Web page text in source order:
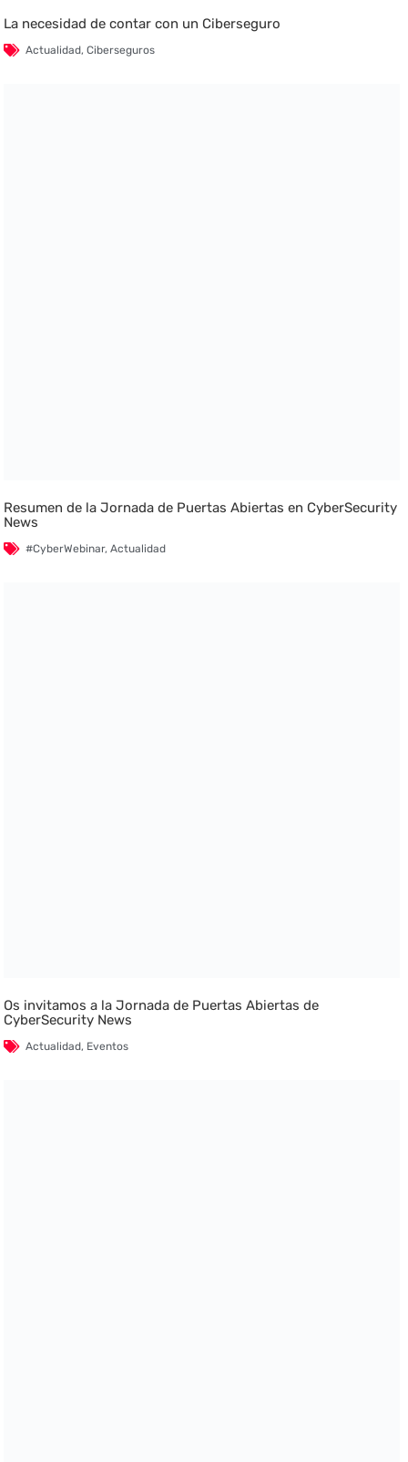
La necesidad de contar con un Ciberseguro
Actualidad,Ciberseguros
Resumen de la Jornada de Puertas Abiertas en CyberSecurity
News
#CyberWebinar,Actualidad
Os invitamos a la Jornada de Puertas Abiertas de
CyberSecurity News
Actualidad, Eventos